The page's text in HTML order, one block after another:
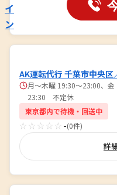
イ
ン
AK運転代行 千葉市中央
月～木曜 19:30〜23:00、
23:30 不定休
東京都内で待機・回送中
☆☆☆☆☆ -(0件)
詳